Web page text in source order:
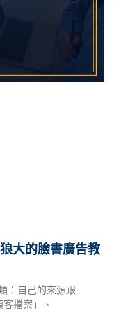
大的臉書廣告教
：自己的來源跟
檔案」、